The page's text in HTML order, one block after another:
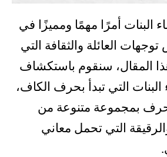
البنات أمرًا مهمًا ومميزًا في
توجهات العائلة والثقافة التي
المقال، سنقوم باستكشاف
التي تبدأ بحرف الكاف،
بمجموعة متنوعة من
التي تحمل معاني